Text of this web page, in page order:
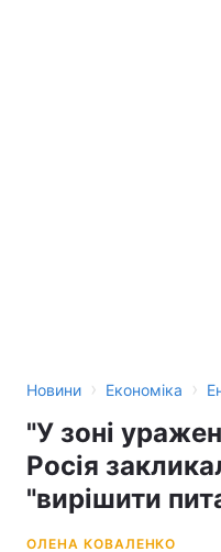
Новини › Економіка ›
"У зоні
Росія
"вирішити
ОЛЕНА КОВАЛЕНКО